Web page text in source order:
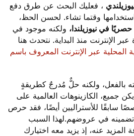
، فعليك البحث عن طرق دفع
وقتما تشاء. لحسن الحظ،
في نيوزيلندا،ولكنه موجود في
الإنترنت منذ البداية. نتحدث هنا
عبر الإنترنت المعروف باسم
بالفعل، ولكنه حلٌّ مُدرجٌ كطريقةٍ
جميع، الكازينوهات العالمية على
سابقًا للأستراليين أيضًا، فقد حرص
في عروضهم.لهذا السبب
عنه، إذ يزيد معه اختيارك